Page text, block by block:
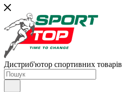
Дистриб'ютор спортивних товарів